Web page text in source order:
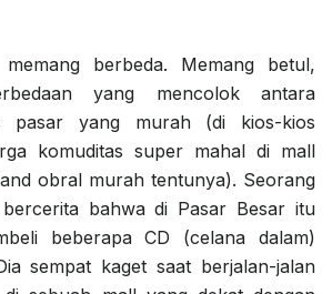
berbeda. Memang betul,
yang mencolok antara
pasar yang murah (di kios-kios
komuditas super mahal di mall
obral murah tentunya). Seorang
bahwa di Pasar Besar itu
beberapa CD (celana dalam)
sempat kaget saat berjalan-jalan